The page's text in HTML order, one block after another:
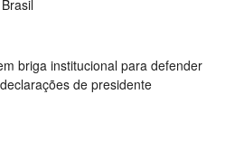
briga institucional para defender
de presidente